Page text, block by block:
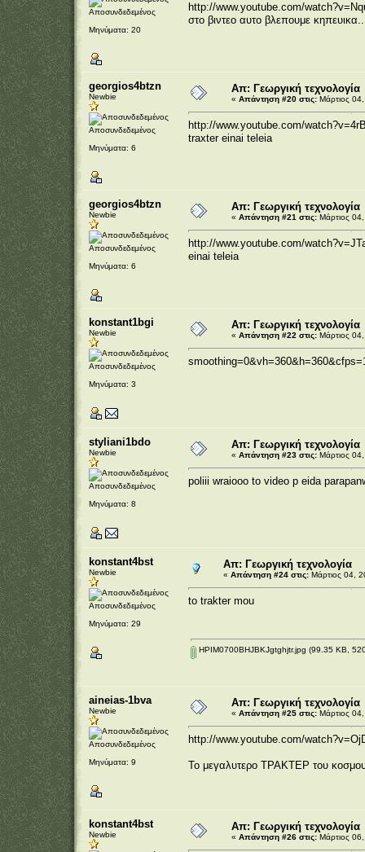
Αποσυνδεδεμένος
Μηνύματα: 20
http://www.youtube.com/
στο βιντεο αυτο βλεπουμε
georgios4btzn
Newbie
Αποσυνδεδεμένος
Μηνύματα: 6
Απ: Γεωργική τεχνολογία
« Απάντηση #20 στις:Μάρτιος
http://www.youtube.com/
traxter einai teleia
georgios4btzn
Newbie
Αποσυνδεδεμένος
Μηνύματα: 6
Απ: Γεωργική τεχνολογία
« Απάντηση #21 στις:Μάρτιος
http://www.youtube.com/
einai teleia
konstant1bgi
Newbie
Αποσυνδεδεμένος
Μηνύματα: 3
Απ: Γεωργική τεχνολογία
« Απάντηση #22 στις:Μάρτιος
styliani1bdo
Newbie
Αποσυνδεδεμένος
Μηνύματα: 8
Απ: Γεωργική τεχνολογία
« Απάντηση #23 στις:Μάρτιος
poliii wraiooo to video p eida
konstant4bst
Newbie
Αποσυνδεδεμένος
Μηνύματα: 29
Απ: Γεωργική τεχνολογία
« Απάντηση #24 στις:Μάρτιος 04,
to trakter mou
HPIM0700BHJBKJgtghjtr.jpg (99.35 KB,
aineias-1bva
Newbie
Αποσυνδεδεμένος
Μηνύματα: 9
Απ: Γεωργική τεχνολογία
« Απάντηση #25 στις:Μάρτιος
http://www.youtube.com/
Το μεγαλυτερο ΤΡΑΚΤΕΡ του
konstant4bst
Newbie
Απ: Γεωργική τεχνολογία
« Απάντηση #26 στις:Μάρτιος